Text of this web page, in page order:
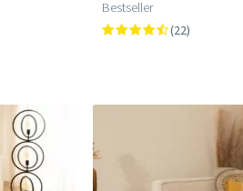
Bestseller
(22)